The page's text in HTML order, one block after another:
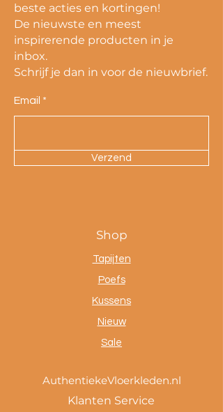
beste acties en kortingen!
De nieuwste en meest
inspirerende producten in je
inbox.
Schrijf je dan in voor de nieuwbrief.
Email
Verzend
Shop
Tapijten
Poefs
Kussens
Nieuw
Sale
AuthentiekeVloerkleden.nl
Klanten Service